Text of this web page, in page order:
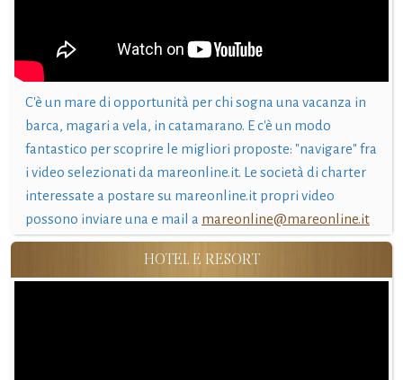
C'è un mare di opportunità per chi sogna una vacanza in
barca, magari a vela, in catamarano. E c'è un modo
fantastico per scoprire le migliori proposte: "navigare" fra
i video selezionati da mareonline.it. Le società di charter
interessate a postare su mareonline.it propri video
possono inviare una e mail a mareonline@mareonline.it
HOTEL E RESORT